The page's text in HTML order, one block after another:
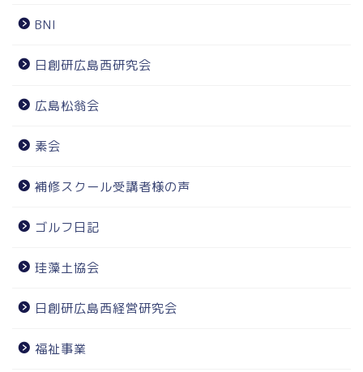
BNI
日創研広島西研究会
広島松翁会
素会
補修スクール受講者様の声
ゴルフ日記
珪藻土協会
日創研広島西経営研究会
福祉事業